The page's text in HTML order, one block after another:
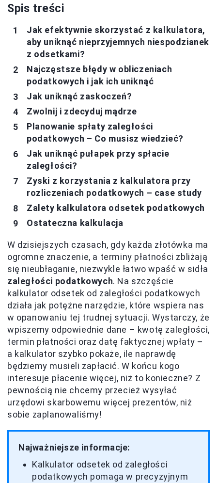
Spis treści
Jak efektywnie skorzystać z kalkulatora,
aby uniknąć nieprzyjemnych niespodzianek
z odsetkami?
Najczęstsze błędy w obliczeniach
podatkowych i jak ich uniknąć
Jak uniknąć zaskoczeń?
Zwolnij i zdecyduj mądrze
Planowanie spłaty zaległości
podatkowych – Co musisz wiedzieć?
Jak uniknąć pułapek przy spłacie
zaległości?
Zyski z korzystania z kalkulatora przy
rozliczeniach podatkowych – case study
Zalety kalkulatora odsetek podatkowych
Ostateczna kalkulacja
W dzisiejszych czasach, gdy każda złotówka ma
ogromne znaczenie, a terminy płatności zbliżają
się nieubłaganie, niezwykle łatwo wpaść w sidła
zaległości podatkowych. Na szczęście
kalkulator odsetek od zaległości podatkowych
działa jak potężne narzędzie, które wspiera nas
w opanowaniu tej trudnej sytuacji. Wystarczy, że
wpiszemy odpowiednie dane – kwotę zaległości,
termin płatności oraz datę faktycznej wpłaty –
a kalkulator szybko pokaże, ile naprawdę
będziemy musieli zapłacić. W końcu kogo
interesuje płacenie więcej, niż to konieczne? Z
pewnością nie chcemy przecież wysyłać
urzędowi skarbowemu więcej prezentów, niż
sobie zaplanowaliśmy!
Najważniejsze informacje:
Kalkulator odsetek od zaległości
podatkowych pomaga w precyzyjnym